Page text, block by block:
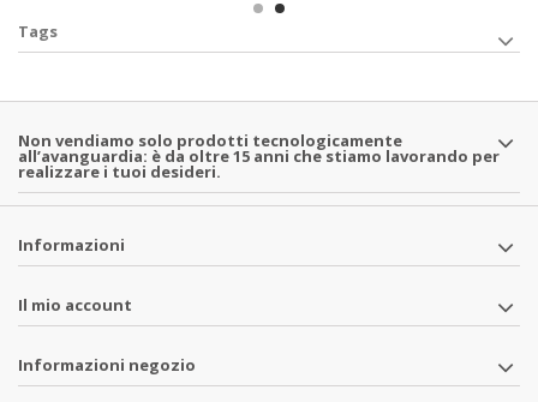
Tags
Non vendiamo solo prodotti tecnologicamente
all’avanguardia: è da oltre 15 anni che stiamo lavorando per
realizzare i tuoi desideri.
Informazioni
Il mio account
Informazioni negozio